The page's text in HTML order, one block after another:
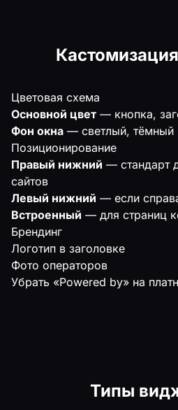
Цветовая схема
Основной цвет — кнопка,
Фон окна — светлый, тёмный
Позиционирование
Правый нижний — стандарт
сайтов
Левый нижний — если
Встроенный — для страниц
Брендинг
Логотип в заголовке
Фото операторов
Убрать «Powered by» на
Типы